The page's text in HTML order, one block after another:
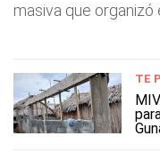
masiva que organizó
TE